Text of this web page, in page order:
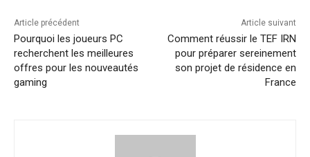
Article précédent
Pourquoi les joueurs PC
recherchent les meilleures
offres pour les nouveautés
gaming
Article suivant
Comment réussir le TEF IRN
pour préparer sereinement
son projet de résidence en
France